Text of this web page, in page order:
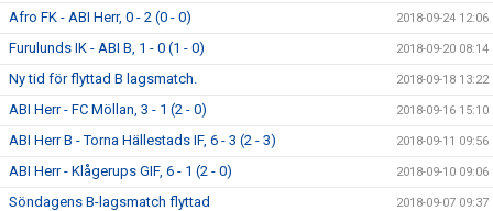
Afro FK - ABI Herr, 0 - 2 (0 - 0) 2018-09-24 12:06
Furulunds IK - ABI B, 1 - 0 (1 - 0) 2018-09-20 08:14
Ny tid för flyttad B lagsmatch. 2018-09-18 13:22
ABI Herr - FC Möllan, 3 - 1 (2 - 0) 2018-09-16 15:10
ABI Herr B - Torna Hällestads IF, 6 - 3 (2 - 3) 2018-09-11 09:56
ABI Herr - Klågerups GIF, 6 - 1 (2 - 0) 2018-09-10 09:06
Söndagens B-lagsmatch flyttad 2018-09-07 09:37